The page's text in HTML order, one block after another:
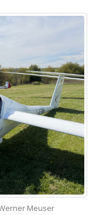
Meuser